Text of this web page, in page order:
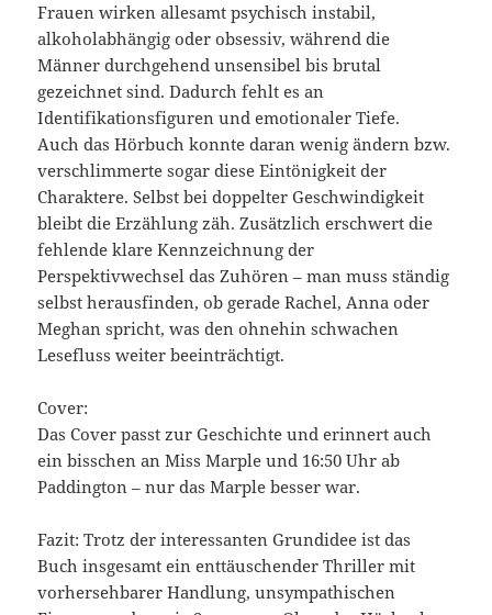
Frauen wirken allesamt psychisch instabil,
alkoholabhängig oder obsessiv, während die
Männer durchgehend unsensibel bis brutal
gezeichnet sind. Dadurch fehlt es an
Identifikationsfiguren und emotionaler Tiefe.
Auch das Hörbuch konnte daran wenig ändern bzw.
verschlimmerte sogar diese Eintönigkeit der
Charaktere. Selbst bei doppelter Geschwindigkeit
bleibt die Erzählung zäh. Zusätzlich erschwert die
fehlende klare Kennzeichnung der
Perspektivwechsel das Zuhören – man muss ständig
selbst herausfinden, ob gerade Rachel, Anna oder
Meghan spricht, was den ohnehin schwachen
Lesefluss weiter beeinträchtigt.
Cover:
Das Cover passt zur Geschichte und erinnert auch
ein bisschen an Miss Marple und 16:50 Uhr ab
Paddington – nur das Marple besser war.
Fazit: Trotz der interessanten Grundidee ist das
Buch insgesamt ein enttäuschender Thriller mit
vorhersehbarer Handlung, unsympathischen